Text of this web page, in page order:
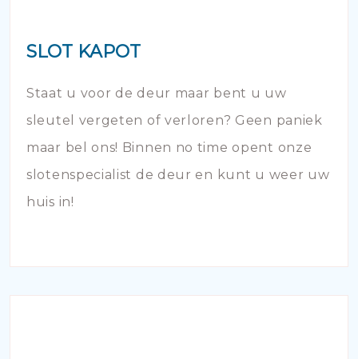
SLOT KAPOT
Staat u voor de deur maar bent u uw
sleutel vergeten of verloren? Geen paniek
maar bel ons! Binnen no time opent onze
slotenspecialist de deur en kunt u weer uw
huis in!